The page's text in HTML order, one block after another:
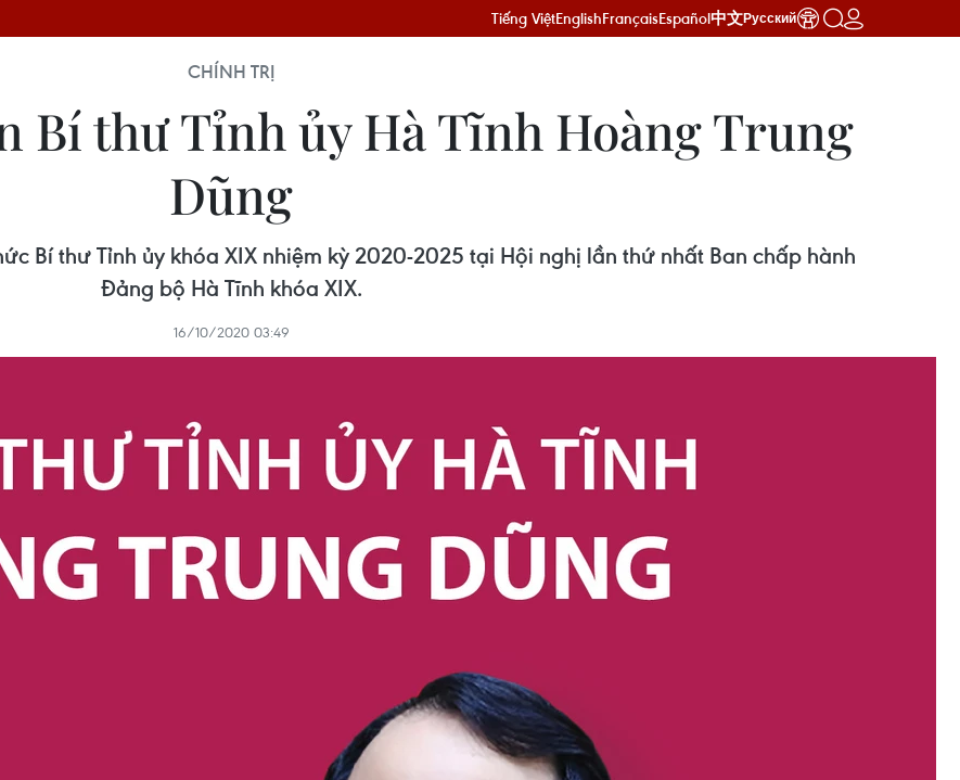
Tiếng ViệtEnglishFrançaisEspañol中文Русский
CHÍNH TRỊ
Bí thư Tỉnh ủy Hà Tĩnh Hoàng Trung
Dũng
Bí thư Tỉnh ủy khóa XIX nhiệm kỳ 2020-2025 tại Hội nghị lần thứ nhất Ban chấp hành
Đảng bộ Hà Tĩnh khóa XIX.
16/10/2020 03:49